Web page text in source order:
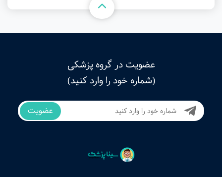
عضویت در گروه پزشکی
(شماره خود را وارد کنید)
عضویت